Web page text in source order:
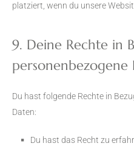
platziert, wenn du unsere
9. Deine Rechte in
personenbezogene
Du hast folgende Rechte in
Daten:
Du hast das Recht zu